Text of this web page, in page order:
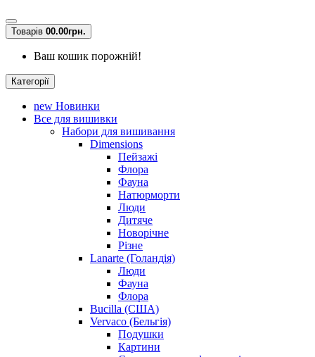
Товарів 00.00грн.
Ваш кошик порожній!
Категорії
new Новинки
Все для вишивки
Набори для вишивання
Dimensions
Пейзажі
Флора
Фауна
Натюрморти
Люди
Дитяче
Новорічне
Різне
Lanarte (Голандія)
Люди
Фауна
Флора
Bucilla (США)
Vervaco (Бельгія)
Подушки
Картини